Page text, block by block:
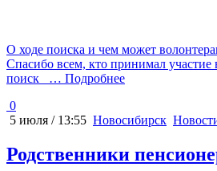
О ходе поиска и чем может
Спасибо всем, кто принимал
поиск
… Подробнее
0
5 июля / 13:55 Новосибирск
Родственники